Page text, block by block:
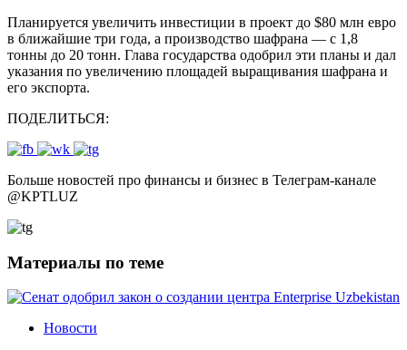
Планируется увеличить инвестиции в проект до $80 млн евро
в ближайшие три года, а производство шафрана — с 1,8
тонны до 20 тонн. Глава государства одобрил эти планы и дал
указания по увеличению площадей выращивания шафрана и
его экспорта.
ПОДЕЛИТЬСЯ:
Больше новостей про финансы и бизнес в Телеграм-канале
@KPTLUZ
Материалы по теме
Новости